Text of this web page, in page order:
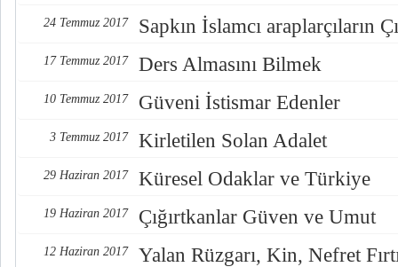
24 Temmuz 2017 Sapkın İslamcı araplarçıların
17 Temmuz 2017 Ders Almasını Bilmek
10 Temmuz 2017 Güveni İstismar Edenler
3 Temmuz 2017 Kirletilen Solan Adalet
29 Haziran 2017 Küresel Odaklar ve Türkiye
19 Haziran 2017 Çığırtkanlar Güven ve Umut
12 Haziran 2017 Yalan Rüzgarı, Kin, Nefret